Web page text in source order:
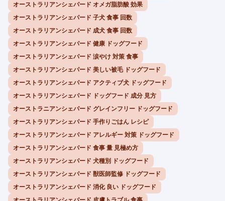
オーストラリアンシェパード オメガ脂肪酸 効果
オーストラリアンシェパード 子犬 食事 回数
オーストラリアンシェパード 成犬 食事 回数
オーストラリアンシェパード 健康 ドッグフード
オーストラリアンシェパード 涙やけ 対策 食事
オーストラリアンシェパード 美しい被毛 ドッグフード
オーストラリアンシェパード アクティブ犬 ドッグフード
オーストラリアンシェパード ドッグフード 成分 見方
オーストラニアンシェパード グレインフリー ドッグフード
オーストラリアンシェパード 手作りごはん レシピ
オーストラリアンシェパード アレルギー 対策 ドッグフード
オーストラリアンシェパード 食事 量 見極め方
オーストラリアンシェパード 犬種別 ドッグフード
オーストラリアンシェパード 獣医師監修 ドッグフード
オーストラリアンシェパード 消化 良い ドッグフード